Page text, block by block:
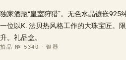
独家酒瓶“皇室狩猎”。无色水晶镶嵌925
一位以K. 法贝热风格工作的大珠宝匠。
升。礼品盒。
拍品 № 5340 · 银器